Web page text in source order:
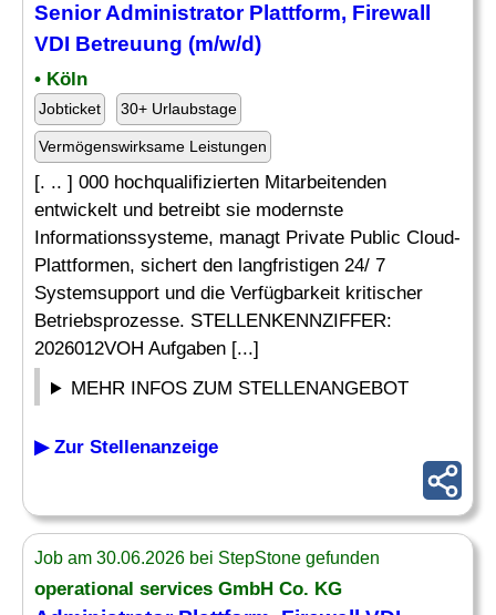
SeniorAdministratorPlattform, Firewall
VDI Betreuung (m/w/d)
• Köln
Jobticket 30+ Urlaubstage
Vermögenswirksame Leistungen
[. .. ] 000 hochqualifizierten Mitarbeitenden
entwickelt und betreibt sie modernste
Informationssysteme, managt Private Public Cloud-
Plattformen, sichert den langfristigen 24/ 7
Systemsupport und die Verfügbarkeit kritischer
Betriebsprozesse. STELLENKENNZIFFER:
2026012VOH Aufgaben [...]
MEHR INFOS ZUM STELLENANGEBOT
▶ Zur Stellenanzeige
Job am 30.06.2026 bei StepStone gefunden
operational services GmbH Co. KG